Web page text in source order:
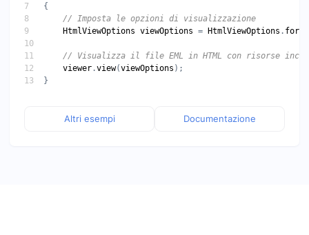
HtmlViewOptions viewOptions = HtmlViewOptions .
viewer .view(viewOptions
Altri esempi Documentazione